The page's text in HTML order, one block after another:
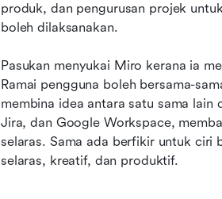
produk, dan pengurusan projek
boleh dilaksanakan.
Pasukan menyukai Miro kerana ia
Ramai pengguna boleh bersama-
membina idea antara satu sama
Jira, dan Google Workspace,
selaras. Sama ada berfikir untuk ciri
selaras, kreatif, dan produktif.